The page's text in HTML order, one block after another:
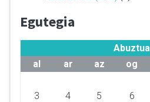
Egutegia
Abuztua
al
ar az og
3
4 5 6